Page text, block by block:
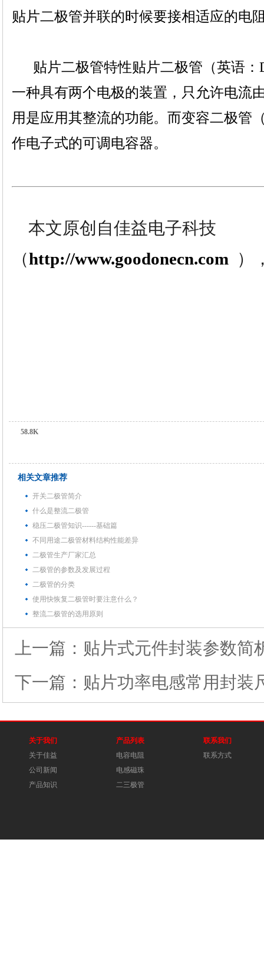
贴片二极管并联的时候要接相适应的电
贴片二极管特性贴片二极管（英语：
一种具有两个电极的装置，只允许电流
用是应用其整流的功能。而变容二极管
作电子式的可调电容器
本文原创自佳益电子科技
（http://www.goodonecn.com ）
58.8K
相关文章推荐
开关二极管简介
什么是整流二极管
稳压二极管知识------基础篇
不同用途二极管材料结构性能差异
二极管生产厂家汇总
二极管的参数及发展过程
二极管的分类
使用快恢复二极管时要注意什么？
整流二极管的选用原则
上一篇： 贴片式元件封装参数简
下一篇： 贴片功率电感常用封装
关于我们
关于佳益
公司新闻
产品知识
产品列表
电容电阻
电感磁珠
二三极管
联系我们
联系方式